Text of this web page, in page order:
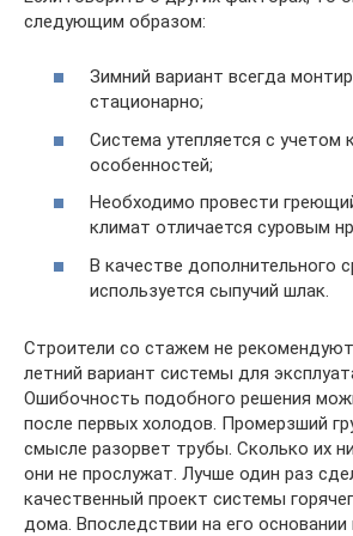
следующим образом:
Зимний вариант всегда
стационарно;
Система утепляется с учетом
особенностей;
Необходимо провести
климат отличается суровым
В качестве дополнительного
используется сыпучий шлак.
Строители со стажем не
летний вариант системы для
Ошибочность подобного решения
после первых холодов. Промерзший
смысле разорвет трубы. Сколько их
они не прослужат. Лучше один раз
качественный проект системы
дома. Впоследствии на его основании